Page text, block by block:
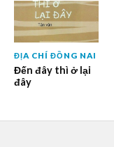
ĐỊA CHÍ ĐỒNG NAI
Đến đây thì ở lại
đây